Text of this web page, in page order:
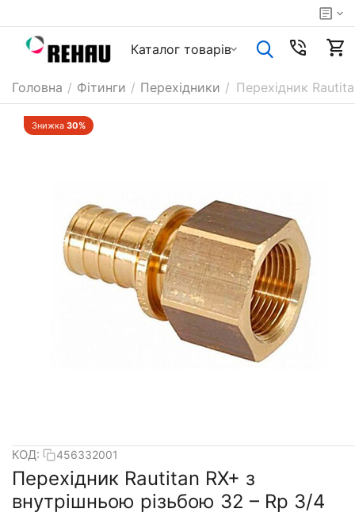
Каталог товарiв
Головна / Фітинги / Перехідники / Перехідник
Знижка 30%
КОД: 456332001
Перехідник Rautitan RX+ з
внутрішньою різьбою 32 – Rp 3/4